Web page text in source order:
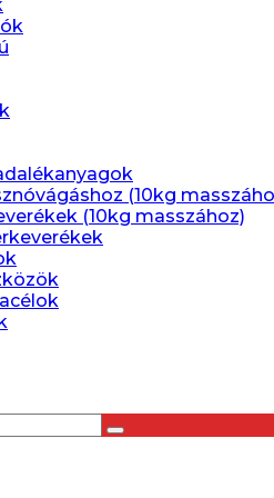
(10kg
(10kg masszához)